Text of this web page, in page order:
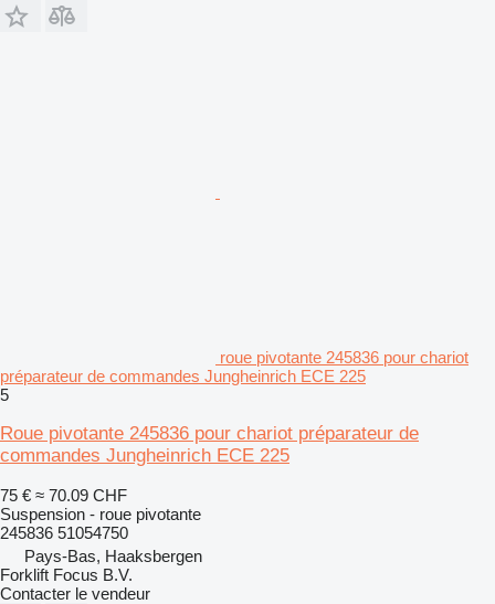
roue pivotante 245836 pour chariot
préparateur de commandes Jungheinrich ECE 225
5
Roue pivotante 245836 pour chariot préparateur de
commandes Jungheinrich ECE 225
75 € ≈ 70.09 CHF
Suspension - roue pivotante
245836 51054750
Pays-Bas, Haaksbergen
Forklift Focus B.V.
Contacter le vendeur